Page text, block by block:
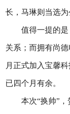
长，马琳则当选为
值得一提的
关系；而拥有尚
月正式加入宝馨
已四个月有余。
本次“换帅”